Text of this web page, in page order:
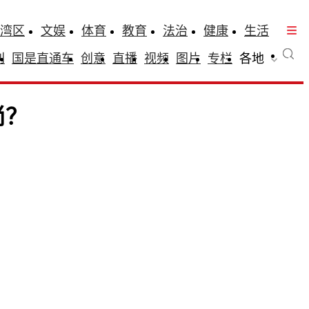
区 文娱 体育 教育 法治 健康
生活
国是直通车 创意 直播 视频 图片 专栏 各地